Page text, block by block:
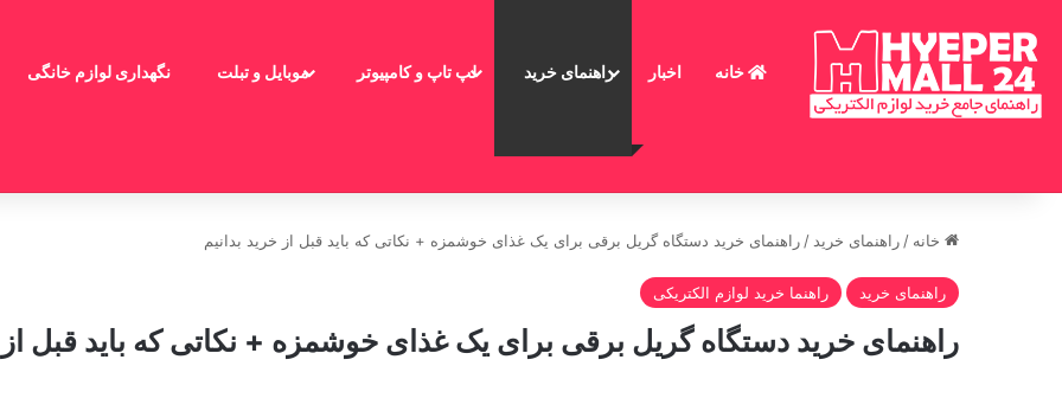
خانه اخبار راهنمای خرید لپ تاپ و کامپیوتر موبایل و تبلت نگهداری لوازم خانگی
خانه / راهنمای خرید / راهنمای خرید دستگاه گریل برقی برای یک غذای خوشمزه + نکاتی که باید قبل از خرید بدانیم
راهنمای خرید راهنما خرید لوازم الکتریکی
راهنمای خرید دستگاه گریل برقی برای یک غذای خوشمزه + نکاتی که باید قبل از